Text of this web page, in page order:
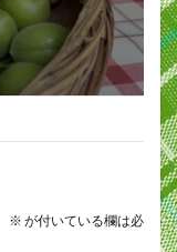
※ が付いている欄は必